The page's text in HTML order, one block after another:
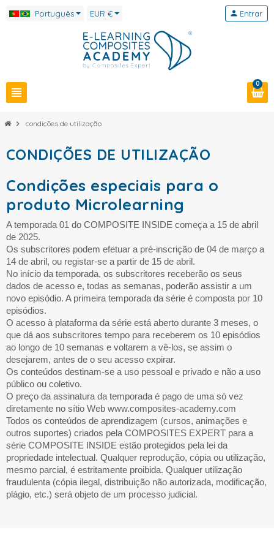
Português EUR €
view_headline
person Entrar
0
chevron_right condições de utilização
CONDIÇÕES DE UTILIZAÇÃO
Condições especiais para o
produto Microlearning
A temporada 01 do COMPOSITE INSIDE começa a 15 de abril
de 2025.
Os subscritores podem efetuar a pré-inscrição de 04 de março a
14 de abril, ou registar-se a partir de 15 de abril.
No início da temporada, os subscritores receberão os seus
dados de acesso e, todas as semanas, poderão assistir a um
novo episódio. A primeira temporada da série é composta por 10
episódios.
O acesso à plataforma da série está aberto durante 3 meses, o
que dá aos subscritores tempo para receberem os 10 episódios
ao longo de 10 semanas e voltarem a vê-los, se assim o
desejarem, antes de o seu acesso expirar.
Os conteúdos destinam-se a uso pessoal e privado e não a uso
público ou coletivo.
O preço da assinatura da temporada é pago de uma só vez
diretamente no sítio Web www.composites-academy.com
Todos os conteúdos de aprendizagem (cursos, animações e
outros suportes) criados pela COMPOSITES EXPERT para a
série COMPOSITE INSIDE estão protegidos pela lei da
propriedade intelectual. Qualquer reprodução, cópia ou utilização,
mesmo parcial, é estritamente proibida. Qualquer utilização
fraudulenta (cópia ilegal, distribuição não autorizada, modificação,
plágio, etc.) será objeto de um processo judicial.